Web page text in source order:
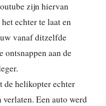
zijn hiervan
echter te laat en
vanaf ditzelfde
ontsnappen aan de
de helikopter echter
Een auto werd